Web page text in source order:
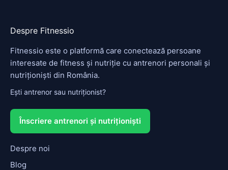
Despre Fitnessio
Fitnessio este o platformă care conectează persoane
interesate de fitness și nutriție cu antrenori personali și
nutriționiști din România.
Ești antrenor sau nutriționist?
Înscriere antrenori și nutriționiști
Despre noi
Blog